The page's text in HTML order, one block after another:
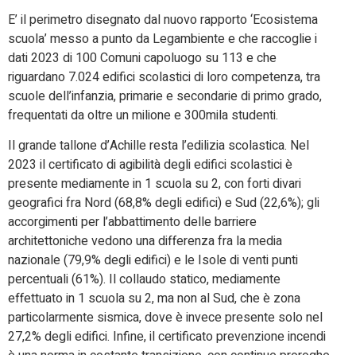
E’ il perimetro disegnato dal nuovo rapporto ‘Ecosistema
scuola’ messo a punto da Legambiente e che raccoglie i
dati 2023 di 100 Comuni capoluogo su 113 e che
riguardano 7.024 edifici scolastici di loro competenza, tra
scuole dell’infanzia, primarie e secondarie di primo grado,
frequentati da oltre un milione e 300mila studenti.
Il grande tallone d’Achille resta l’edilizia scolastica. Nel
2023 il certificato di agibilità degli edifici scolastici è
presente mediamente in 1 scuola su 2, con forti divari
geografici fra Nord (68,8% degli edifici) e Sud (22,6%); gli
accorgimenti per l’abbattimento delle barriere
architettoniche vedono una differenza fra la media
nazionale (79,9% degli edifici) e le Isole di venti punti
percentuali (61%). Il collaudo statico, mediamente
effettuato in 1 scuola su 2, ma non al Sud, che è zona
particolarmente sismica, dove è invece presente solo nel
27,2% degli edifici. Infine, il certificato prevenzione incendi